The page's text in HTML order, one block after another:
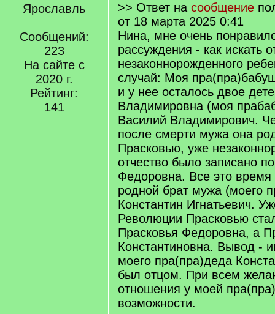
Ярославль
Сообщений:
223
На сайте с
2020 г.
Рейтинг:
141
>> Ответ на сообщение
от 18 марта 2025 0:41
Нина, мне очень
рассуждения - как искать
незаконнорожденного
случай: Моя
и у нее осталось двое
Владимировна (моя
Василий Владимирович.
после смерти мужа она
Прасковью, уже
отчество было записано
Федоровна. Все это
родной брат мужа (моего
Константин Игнатьевич.
Революции Прасковью
Прасковья Федоровна, а
Константиновна. Вывод -
моего пра(пра)деда
был отцом. При всем
отношения у моей
возможности.